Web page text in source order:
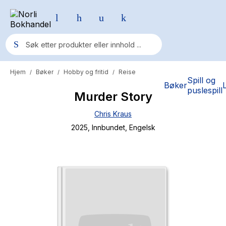
BøkerSpill og
puslespill
Populære søk
Fury Bound - Sable Sorensen
Hjem / Bøker / Hobby og fritid / Reise
Murder Story
Chris Kraus
2025 , Innbundet, Engelsk